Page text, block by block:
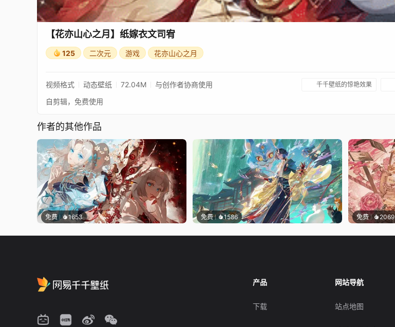
【花亦山心之月】纸嫁衣文司宥
125 二次元 游戏 花亦山心之月
视频格式 动态壁纸 72.04M 与创作者协商使用 千千壁纸的惊艳效果
自剪辑，免费使用
作者的其他作品
免费 1653 免费 1586 免费 2069
产品
下载
网站导航
站点地图